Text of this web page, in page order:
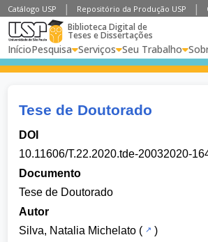
Catálogo USP Repositório da Produção USP
Biblioteca Digital de
Teses e Dissertações
InícioPesquisa Serviços Seu Trabalho
Tese de Doutorado
DOI
10.11606/T.22.2020.tde-20032020-
Documento
Tese de Doutorado
Autor
Silva, Natalia Michelato (
)